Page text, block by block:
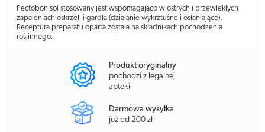
Pectobonisol stosowany jest wspomagająco w ostrych i przewlekłych
zapaleniach oskrzeli i gardła (działanie wykrztuśne i osłaniające).
Receptura preparatu oparta została na składnikach pochodzenia
roślinnego.
Produkt oryginalny
pochodzi z legalnej
apteki
Darmowa wysyłka
już od 200 zł